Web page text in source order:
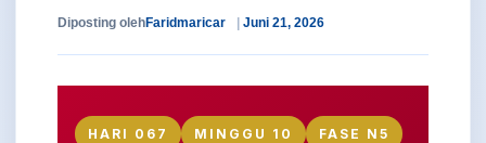
Diposting olehFaridmaricar Juni 21, 2026
HARI 067 MINGGU 10 FASE N5